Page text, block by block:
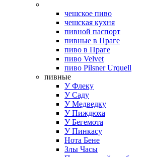
чешское пиво
чешская кухня
пивной паспорт
пивные в Праге
пиво в Праге
пиво Velvet
пиво Pilsner Urquell
пивные
У Флеку
У Саду
У Медведку
У Пиждюха
У Бегемота
У Пинкасу
Нота Бене
Злы Часы